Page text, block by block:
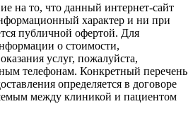
на то, что данный интернет-сайт
характер и ни при
публичной офертой. Для
о стоимости,
услуг, пожалуйста,
телефонам. Конкретный перечень
определяется в договоре
между клиникой и пациентом